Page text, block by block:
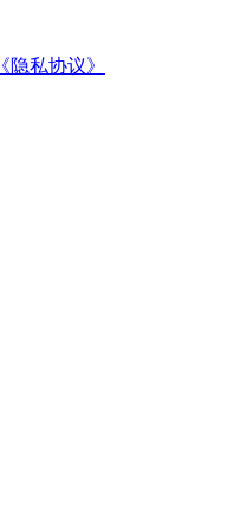
《隐私协议》